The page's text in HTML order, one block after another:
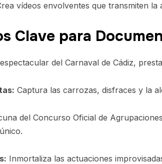
vídeos envolventes que transmiten la
Clave para
del Carnaval de Cádiz,
Captura las carrozas, disfraces y la
del Concurso Oficial de
Inmortaliza las actuaciones